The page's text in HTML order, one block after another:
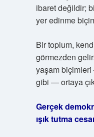
ibaret değildir;
yer edinme
Bir toplum,
görmezden
yaşam biçimleri
gibi — ortaya
Gerçek
ışık tutma